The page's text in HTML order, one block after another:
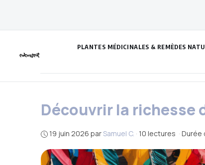
contenu
PLANTES MÉDICINALES & REMÈDES
Découvrir la richesse
19 juin 2026 parSamuel C. · 10 lectures · Durée